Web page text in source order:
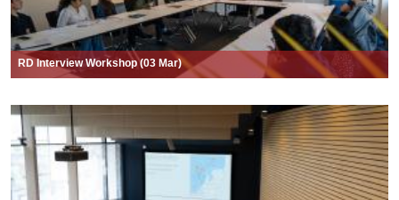
RD Interview Workshop (03 Mar)